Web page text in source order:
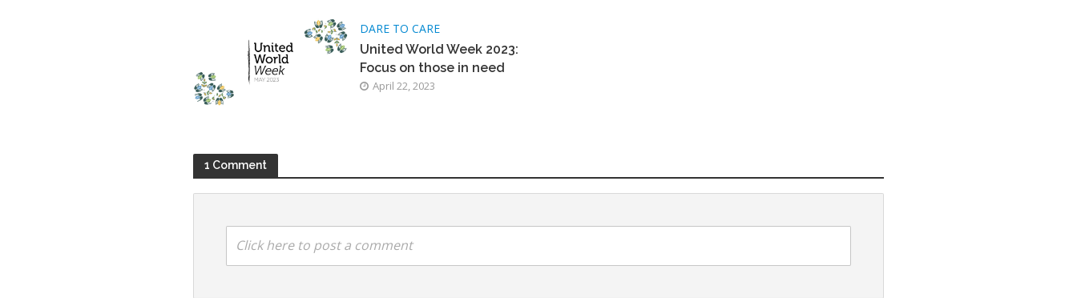
DARE TO CARE
United World Week 2023:
Focus on those in need
April 22, 2023
1 Comment
Click here to post a comment